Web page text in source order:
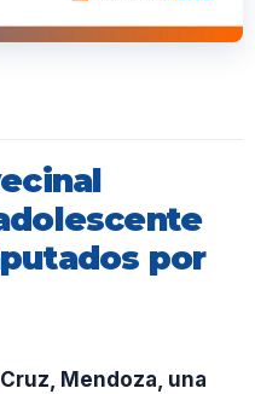
por
Cruz, Mendoza, una